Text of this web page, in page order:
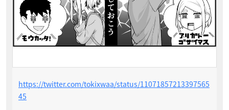
https://twitter.com/tokixwaa/status/11071857213397565
45